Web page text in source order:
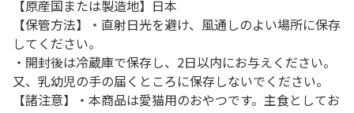
【原産国または製造地】日本
【保管方法】・直射日光を避け、風通しのよい場所に保存
してください。
・開封後は冷蔵庫で保存し、2日以内にお与えください。
又、乳幼児の手の届くところに保存しないでください。
【諸注意】・本商品は愛猫用のおやつです。主食としてお